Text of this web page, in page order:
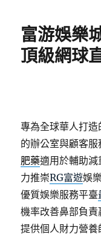
富游娛樂
頂級網球
專為全球華人打
的辦公室與顧客
肥藥適用於輔助
力推崇RG富遊娛
優質娛樂服務平臺
機率改善鼻部負
提供個人財力營